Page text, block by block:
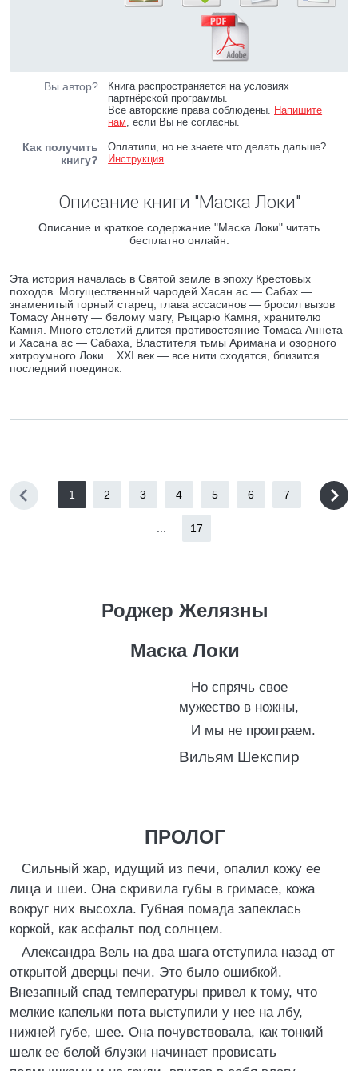
Вы автор?
Книга распространяется на условиях
партнёрской программы.
Все авторские права соблюдены. Напишите
нам, если Вы не согласны.
Как получить
книгу?
Оплатили, но не знаете что делать дальше?
Инструкция.
Описание книги "Маска Локи"
Описание и краткое содержание "Маска Локи" читать
бесплатно онлайн.
Эта история началась в Святой земле в эпоху Крестовых
походов. Могущественный чародей Хасан ас — Сабах —
знаменитый горный старец, глава ассасинов — бросил вызов
Томасу Аннету — белому магу, Рыцарю Камня, хранителю
Камня. Много столетий длится противостояние Томаса Аннета
и Хасана ас — Сабаха, Властителя тьмы Аримана и озорного
хитроумного Локи... XXI век — все нити сходятся, близится
последний поединок.
1 2 3 4 5 6 7
17
Роджер Желязны
Маска Локи
Но спрячь свое
мужество в ножны,
И мы не проиграем.
Вильям Шекспир
ПРОЛОГ
Сильный жар, идущий из печи, опалил кожу ее
лица и шеи. Она скривила губы в гримасе, кожа
вокруг них высохла. Губная помада запеклась
коркой, как асфальт под солнцем.
Александра Вель на два шага отступила назад от
открытой дверцы печи. Это было ошибкой.
Внезапный спад температуры привел к тому, что
мелкие капельки пота выступили у нее на лбу,
нижней губе, шее. Она почувствовала, как тонкий
шелк ее белой блузки начинает провисать